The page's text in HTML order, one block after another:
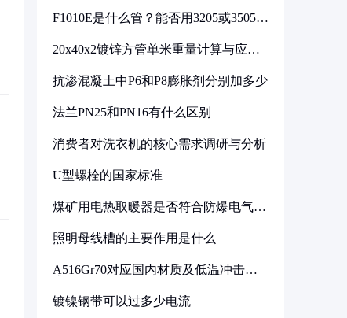
F1010E是什么管？能否用3205或3505代
20x40x2镀锌方管单米重量计算与应用
抗渗混凝土中P6和P8膨胀剂分别加多少
法兰PN25和PN16有什么区别
消费者对洗衣机的核心需求调研与分析
U型螺栓的国家标准
煤矿用电热取暖器是否符合防爆电气设
照明母线槽的主要作用是什么
A516Gr70对应国内材质及低温冲击要
镀镍钢带可以过多少电流